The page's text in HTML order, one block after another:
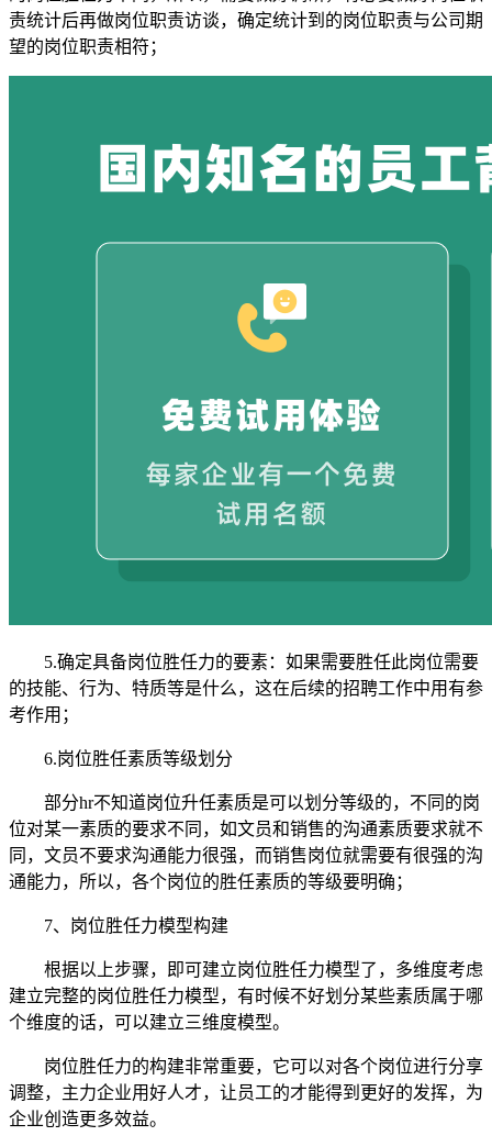
责统计后再做岗位职责访谈，确定统计到的岗位职责与公司期
望的岗位职责相符；
5.确定具备岗位胜任力的要素：如果需要胜任此岗位需要
的技能、行为、特质等是什么，这在后续的招聘工作中用有参
考作用；
6.岗位胜任素质等级划分
部分hr不知道岗位升任素质是可以划分等级的，不同的岗
位对某一素质的要求不同，如文员和销售的沟通素质要求就不
同，文员不要求沟通能力很强，而销售岗位就需要有很强的沟
通能力，所以，各个岗位的胜任素质的等级要明确；
7、岗位胜任力模型构建
根据以上步骤，即可建立岗位胜任力模型了，多维度考虑
建立完整的岗位胜任力模型，有时候不好划分某些素质属于哪
个维度的话，可以建立三维度模型。
岗位胜任力的构建非常重要，它可以对各个岗位进行分享
调整，主力企业用好人才，让员工的才能得到更好的发挥，为
企业创造更多效益。